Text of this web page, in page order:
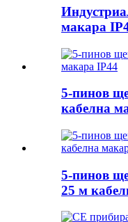
макара
5-пинов
кабелна
5-пинов
25 м